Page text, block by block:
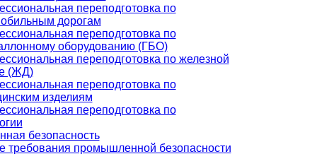
переподготовка по
дорогам
переподготовка по
оборудованию (ГБО)
переподготовка по железной
(ЖД)
переподготовка по
изделиям
переподготовка по
безопасность
требования промышленной безопасности